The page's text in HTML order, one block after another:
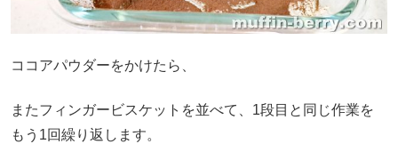
ココアパウダーをかけたら、
またフィンガービスケットを並べて、1段目と同じ作業を
もう1回繰り返します。